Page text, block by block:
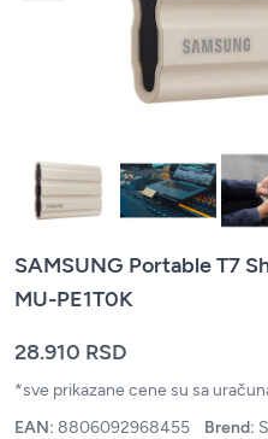
SAMSUNG Portable T7
MU-PE1T0K
28.910 RSD
*sve prikazane cene su sa
EAN: 8806092968455 Brend: